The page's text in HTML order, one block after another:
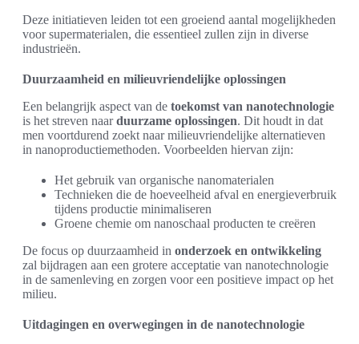
Deze initiatieven leiden tot een groeiend aantal mogelijkheden
voor supermaterialen, die essentieel zullen zijn in diverse
industrieën.
Duurzaamheid en milieuvriendelijke oplossingen
Een belangrijk aspect van de toekomst van nanotechnologie
is het streven naarduurzame oplossingen. Dit houdt in dat
men voortdurend zoekt naar milieuvriendelijke alternatieven
in nanoproductiemethoden. Voorbeelden hiervan zijn:
Het gebruik van organische nanomaterialen
Technieken die de hoeveelheid afval en energieverbruik
tijdens productie minimaliseren
Groene chemie om nanoschaal producten te creëren
De focus op duurzaamheid in onderzoek en ontwikkeling
zal bijdragen aan een grotere acceptatie van nanotechnologie
in de samenleving en zorgen voor een positieve impact op het
milieu.
Uitdagingen en overwegingen in de nanotechnologie